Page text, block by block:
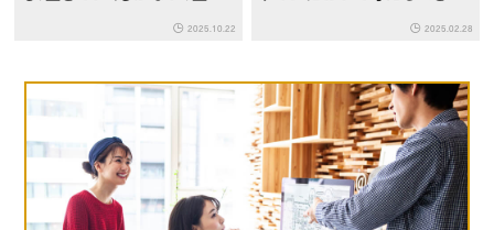
2025.10.22
室長・植田雅生氏インタビュ
2025.02.28